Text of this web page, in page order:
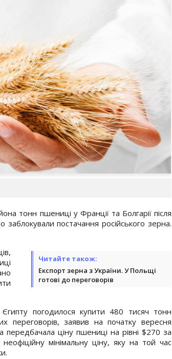
тонн пшениці у Франції та Болгарії після
постачання російського зерна.
Читайте також:
Експорт зерна з України. У Польщі
готові до переговорів
Єгипту погодилося купити 480 тисяч тонн
переговорів, заявив на початку вересня
передбачала ціну пшениці на рівні $270 за
мінімальну ціну, яку на той час